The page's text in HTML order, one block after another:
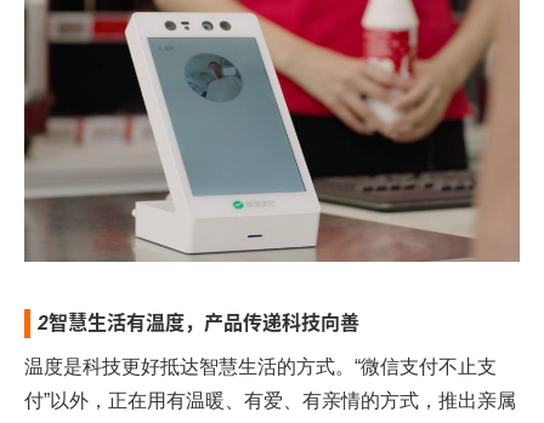
2智慧生活有温度，产品传递科技向善
温度是科技更好抵达智慧生活的方式。“微信支付不止支
付”以外，正在用有温暖、有爱、有亲情的方式，推出亲属